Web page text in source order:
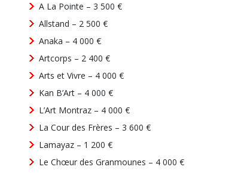
A La Pointe – 3 500 €
Allstand – 2 500 €
Anaka – 4 000 €
Artcorps – 2 400 €
Arts et Vivre – 4 000 €
Kan B’Art – 4 000 €
L’Art Montraz – 4 000 €
La Cour des Frères – 3 600 €
Lamayaz – 1 200 €
Le Chœur des Granmounes – 4 000 €